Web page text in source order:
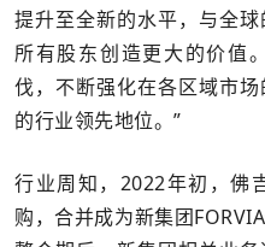
提升至全新的水平，与全
所有股东创造更大的价值
伐，不断强化在各区域市
的行业领先地位。”
行业周知，2022年初，佛
购，合并成为新集团